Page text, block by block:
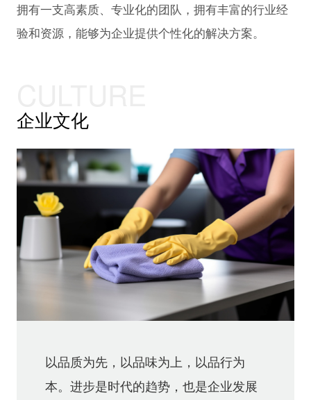
拥有一支高素质、专业化的团队，拥有丰富的行业经
验和资源，能够为企业提供个性化的解决方案。
企业文化
以品质为先，以品味为上，以品行为
本。进步是时代的趋势，也是企业发展